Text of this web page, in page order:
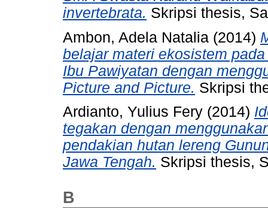
invertebrata. Skripsi thesis,
Ambon, Adela Natalia (2014)
belajar materi ekosistem
Ibu Pawiyatan dengan
Picture and Picture. Skripsi
Ardianto, Yulius Fery (2014)
tegakan dengan
pendakian hutan lereng
Jawa Tengah. Skripsi thesis,
B